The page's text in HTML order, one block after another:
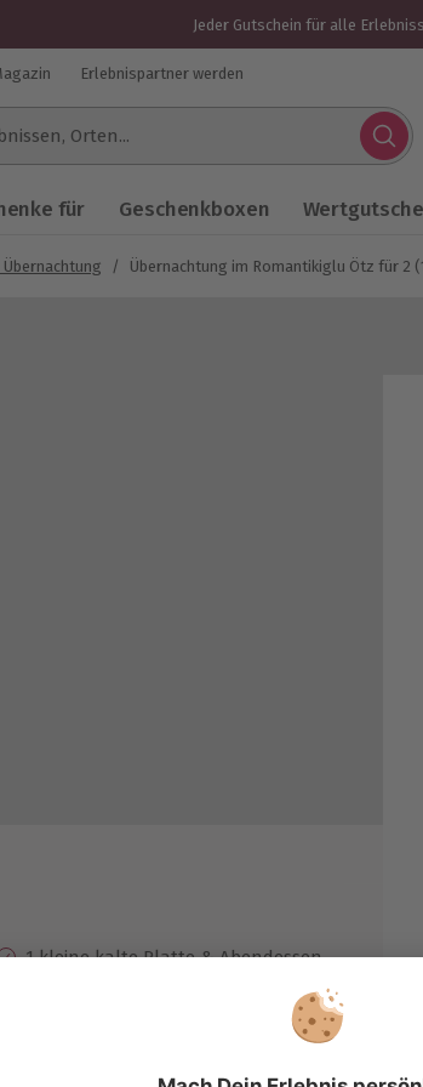
Jeder Gutschein für alle
Erlebnispartner werden
für Geschenkboxen
Übernachtung / Übernachtung im Romantikiglu Ötz für 2
1 kleine kalte Platte & Abendessen
Reichhaltiges Frühstücksbuffet